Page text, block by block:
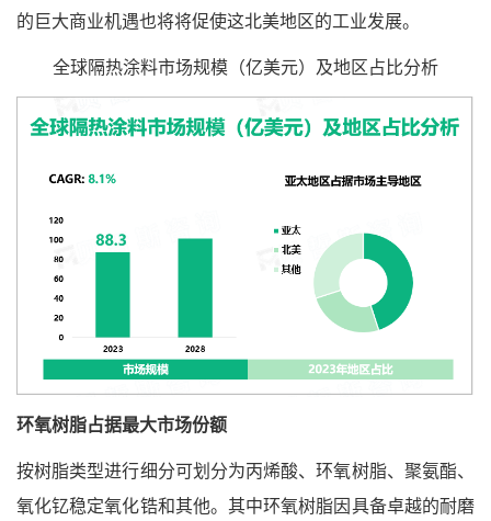
的巨大商业机遇也将将促使这北美地区的工业发展。
全球隔热涂料市场规模（亿美元）及地区占比分析
环氧树脂占据最大市场份额
按树脂类型进行细分可划分为丙烯酸、环氧树脂、聚氨酯、
氧化钇稳定氧化锆和其他。其中环氧树脂因具备卓越的耐磨